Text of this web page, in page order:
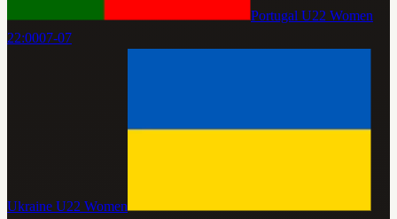
Portugal U22 Women
22:0007-07
Ukraine U22 Women